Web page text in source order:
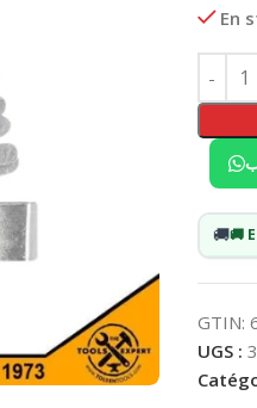
En
🚚
GTIN:
UGS :